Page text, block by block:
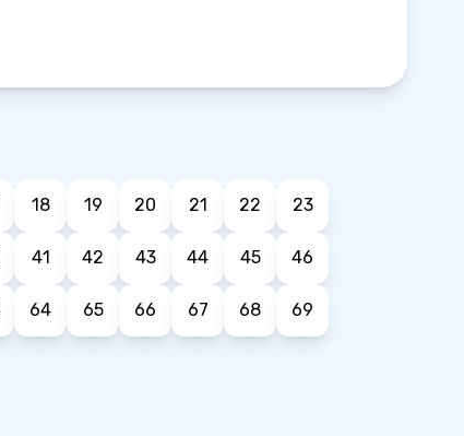
18 19 20 21 22 23
41 42 43 44 45 46
64 65 66 67 68 69